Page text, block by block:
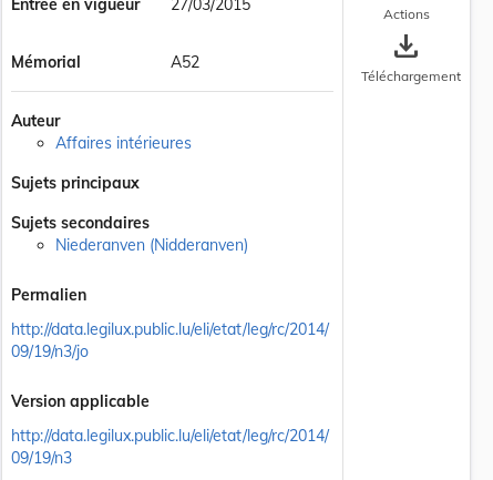
la taille du texte
Entrée en vigueur
27/03/2015
Mémorial A52
Auteur
Affaires intérieures
Sujets principaux
Sujets secondaires
Niederanven (Nidderanven)
Permalien
http://data.legilux.public.lu/eli/etat/leg/rc/2014/
09/19/n3/jo
Version applicable
http://data.legilux.public.lu/eli/etat/leg/rc/2014/
09/19/n3
Actions
save_alt
Téléchargement